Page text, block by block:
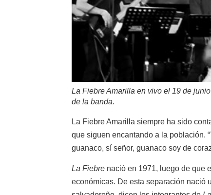
La Fiebre Amarilla en vivo el 19 de
de la banda.
La Fiebre Amarilla siempre ha sido
que siguen encantando a la población.
guanaco, sí señor, guanaco soy de
La Fiebre nació en 1971, luego de que
económicas. De esta separación nació